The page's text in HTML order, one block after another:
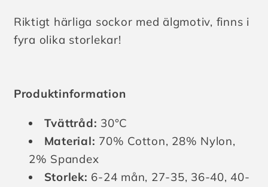
4
storlekar
4
storlekar
Riktigt härliga sockor med älgmotiv, finns i
fyra olika storlekar!
Produktinformation
Tvättråd: 30°C
Material: 70% Cotton, 28% Nylon,
2% Spandex
Storlek: 6-24 mån, 27-35, 36-40, 40-